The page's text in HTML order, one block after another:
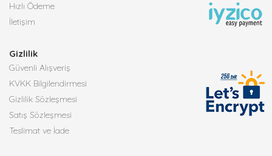
Hızlı Ödeme
İletişim
Gizlilik
Güvenli Alışveriş
KVKK Bilgilendirmesi
Gizlilik Sözleşmesi
Satış Sözleşmesi
Teslimat ve İade